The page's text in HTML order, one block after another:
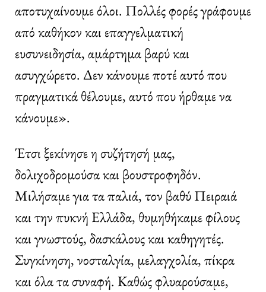
αποτυχαίνουμε όλοι. Πολλές φορές γράφουμε
από καθήκον και επαγγελματική
ευσυνειδησία, αμάρτημα βαρύ και
ασυγχώρετο. Δεν κάνουμε ποτέ αυτό που
πραγματικά θέλουμε, αυτό που ήρθαμε να
κάνουμε».
Έτσι ξεκίνησε η συζήτησή μας,
δολιχοδρομούσα και βουστροφηδόν.
Μιλήσαμε για τα παλιά, τον βαθύ Πειραιά
και την πυκνή Ελλάδα, θυμηθήκαμε φίλους
και γνωστούς, δασκάλους και καθηγητές.
Συγκίνηση, νοσταλγία, μελαγχολία, πίκρα
και όλα τα συναφή. Καθώς φλυαρούσαμε,